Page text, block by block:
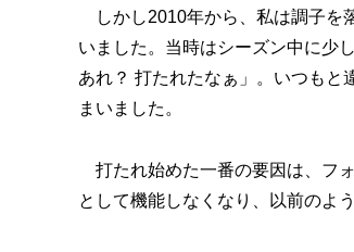
しかし2010年から、私は調子を
いました。当時はシーズン中に少
あれ？ 打たれたなぁ」。いつもと
まいました。
打たれ始めた一番の要因は、フ
として機能しなくなり、以前のよ